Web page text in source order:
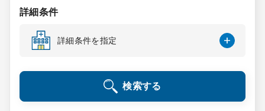
DtoDの転職・
コンサルタント
成功事例
転職ノウハウ
詳細条件
詳細条件を指定
検索する